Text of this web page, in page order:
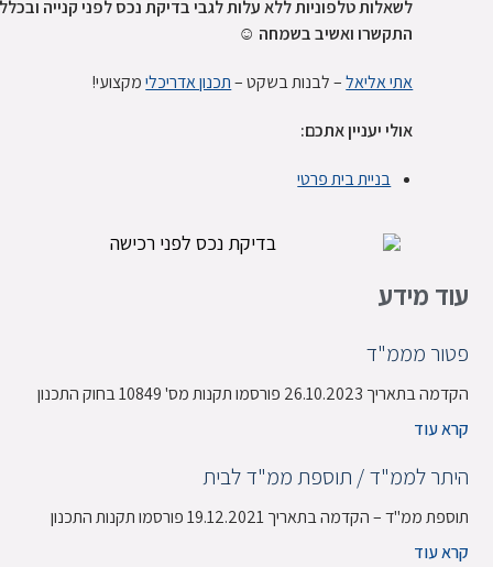
לשאלות טלפוניות ללא עלות לגבי בדיקת נכס לפני קנייה
התקשרו ואשיב בשמחה ☺
אתי אליאל– לבנות בשקט –תכנון אדריכלימקצועי!
אולי יעניין אתכם:
בניית בית פרטי
עוד מידע
פטור מממ"ד
הקדמה בתאריך 26.10.2023 פורסמו תקנות מס' 10849 בחוק התכנון
קרא עוד
היתר לממ"ד / תוספת ממ"ד לבית
תוספת ממ"ד – הקדמה בתאריך 19.12.2021 פורסמו תקנות התכנון
קרא עוד